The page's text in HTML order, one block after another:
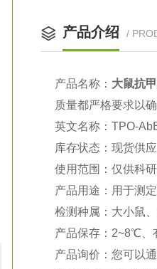
产品介绍 /
产品名称： 大鼠抗
质量都严格要求以
英文名称： TPO-Ab
库存状态：现货供应
使用范围：仅供科
产品用途：用于测
检测种属：大小鼠
产品保存：2~8℃、
产品询价：您可以